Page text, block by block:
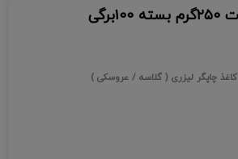
کاغذ چاپگر لیزری ( گلاسه / عروسکی )